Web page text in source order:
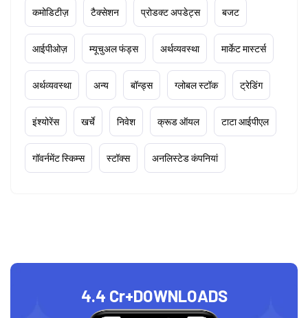
कमोडिटीज़ टैक्सेशन प्रोडक्ट अपडेट्स बजट
आईपीओज़ म्यूचुअल फंड्स अर्थव्यवस्था मार्केट मास्टर्स
अर्थव्यवस्था अन्य बॉन्ड्स ग्लोबल स्टॉक ट्रेडिंग
इंश्योरेंस खर्चे निवेश क्रूड ऑयल टाटा आईपीएल
गॉवर्नमेंट स्किम्स स्टॉक्स अनलिस्टेड कंपनियां
4.4 Cr+DOWNLOADS